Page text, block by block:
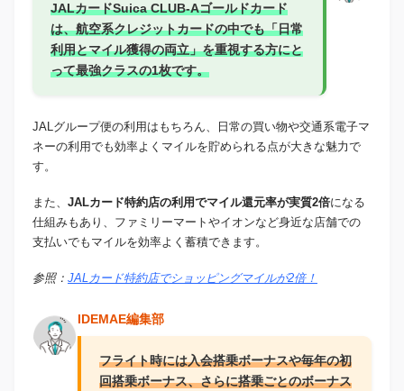
JALカードSuica CLUB-Aゴールドカード
は、航空系クレジットカードの中でも「日常
利用とマイル獲得の両立」を重視する方にと
って最強クラスの1枚です。
JALグループ便の利用はもちろん、日常の買い物や交通系電子マ
ネーの利用でも効率よくマイルを貯められる点が大きな魅力で
す。
また、 JALカード特約店の利用でマイル還元率が実質2倍になる
仕組みもあり、ファミリーマートやイオンなど身近な店舗での
支払いでもマイルを効率よく蓄積できます。
参照： JALカード特約店でショッピングマイルが2倍！
IDEMAE編集部
フライト時には入会搭乗ボーナスや毎年の初
回搭乗ボーナス、さらに搭乗ごとのボーナス